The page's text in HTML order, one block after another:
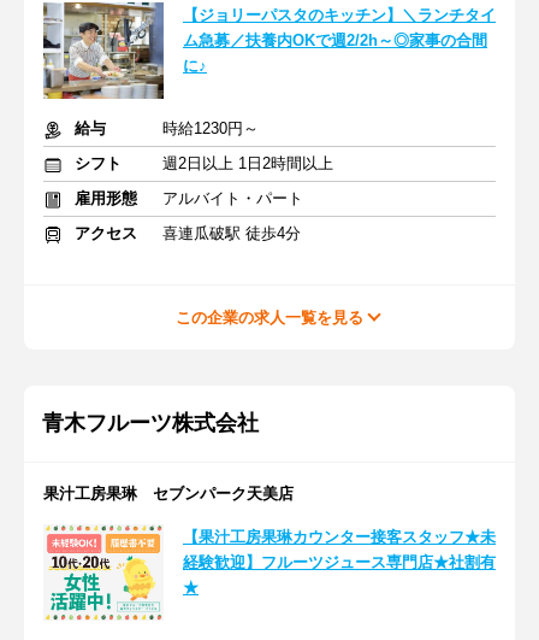
【ジョリーパスタのキッチン】＼ランチタイ
ム急募／扶養内OKで週2/2h～◎家事の合間
に♪
給与
時給1230円～
シフト
週2日以上 1日2時間以上
雇用形態
アルバイト・パート
アクセス
喜連瓜破駅 徒歩4分
この企業の求人一覧を見る
青木フルーツ株式会社
果汁工房果琳 セブンパーク天美店
【果汁工房果琳カウンター接客スタッフ★未
経験歓迎】フルーツジュース専門店★社割有
★